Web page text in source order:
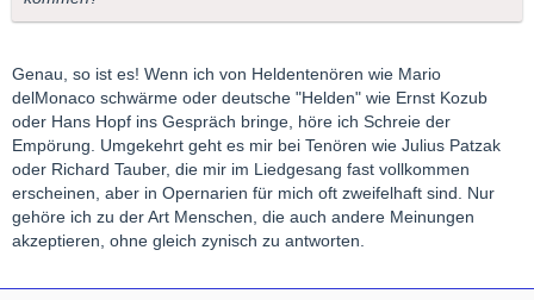
Genau, so ist es! Wenn ich von Heldentenören wie Mario
delMonaco schwärme oder deutsche "Helden" wie Ernst Kozub
oder Hans Hopf ins Gespräch bringe, höre ich Schreie der
Empörung. Umgekehrt geht es mir bei Tenören wie Julius Patzak
oder Richard Tauber, die mir im Liedgesang fast vollkommen
erscheinen, aber in Opernarien für mich oft zweifelhaft sind. Nur
gehöre ich zu der Art Menschen, die auch andere Meinungen
akzeptieren, ohne gleich zynisch zu antworten.